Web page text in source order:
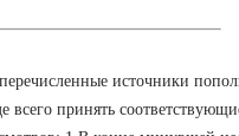
источники
всего принять